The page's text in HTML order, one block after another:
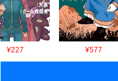
¥227 ¥577